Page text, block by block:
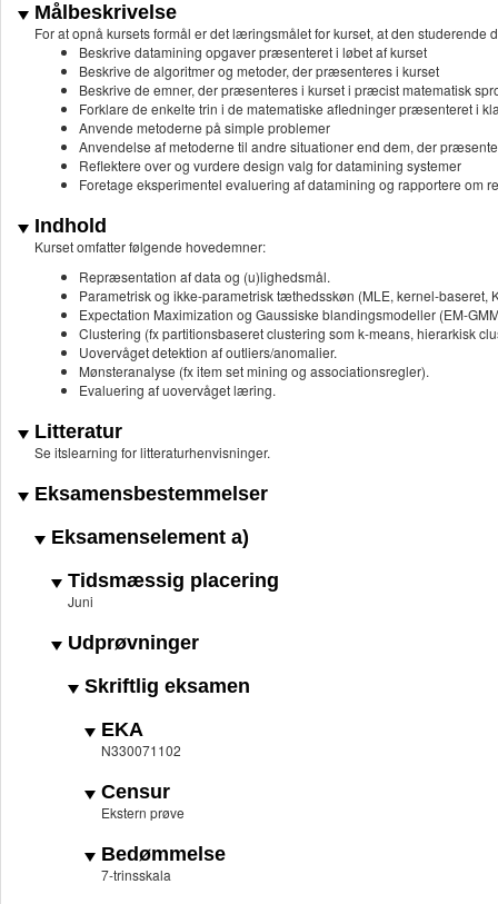
Målbeskrivelse
For at opnå kursets formål er det læringsmålet for kurset, at den studerende
Beskrive datamining opgaver præsenteret i løbet af kurset
Beskrive de algoritmer og metoder, der præsenteres i kurset
Beskrive de emner, der præsenteres i kurset i præcist matematisk
Forklare de enkelte trin i de matematiske afledninger præsenteret i
Anvende metoderne på simple problemer
Anvendelse af metoderne til andre situationer end dem, der
Reflektere over og vurdere design valg for datamining systemer
Foretage eksperimentel evaluering af datamining og rapportere om
Indhold
Kurset omfatter følgende hovedemner:
Repræsentation af data og (u)lighedsmål.
Parametrisk og ikke-parametrisk tæthedsskøn (MLE, kernel-baseret,
Expectation Maximization og Gaussiske blandingsmodeller (EM-
Clustering (fx partitionsbaseret clustering som k-means, hierarkisk
Uovervåget detektion af outliers/anomalier.
Mønsteranalyse (fx item set mining og associationsregler).
Evaluering af uovervåget læring.
Litteratur
Se itslearning for litteraturhenvisninger.
Eksamensbestemmelser
Eksamenselement a)
Tidsmæssig placering
Juni
Udprøvninger
Skriftlig eksamen
EKA
N330071102
Censur
Ekstern prøve
Bedømmelse
7-trinsskala